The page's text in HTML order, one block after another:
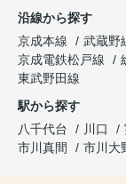
沿線から探す
京成本線
武蔵野
京成電鉄松戸線
東武野田線
駅から探す
八千代台
川口
市川真間
市川大